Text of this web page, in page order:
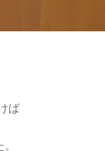
ば